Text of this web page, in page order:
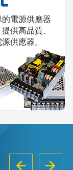
電源供應器
供高品質、
供應器。